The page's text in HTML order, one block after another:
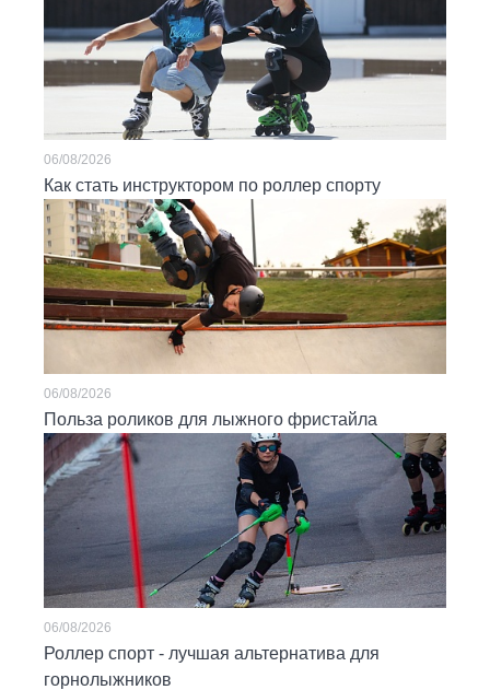
Как стать инструктором по роллер спорту
06/08/2026
Польза роликов для лыжного фристайла
06/08/2026
Роллер спорт - лучшая альтернатива для
горнолыжников
06/08/2026